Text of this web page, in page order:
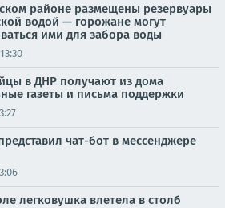
районе размещены резервуары
водой — горожане могут
ими для забора воды
13:30
в ДНР получают из дома
газеты и письма поддержки
чат-бот в мессенджере
легковушка влетела в столб